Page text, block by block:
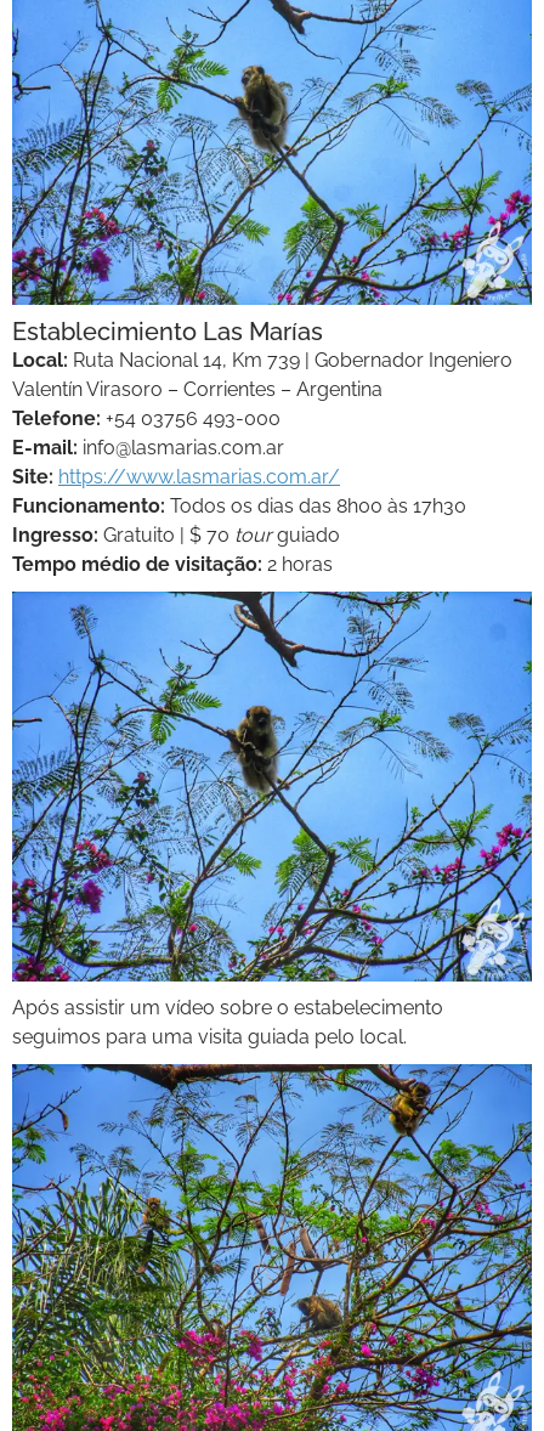
Establecimiento Las Marías
Local: Ruta Nacional 14, Km 739 | Gobernador Ingeniero
Valentín Virasoro – Corrientes – Argentina
Telefone: +54 03756 493-000
E-mail: info@lasmarias.com.ar
Site: https://www.lasmarias.com.ar/
Funcionamento: Todos os dias das 8h00 às 17h30
Ingresso: Gratuito | $ 70 tourguiado
Tempo médio de visitação: 2 horas
Após assistir um vídeo sobre o estabelecimento
seguimos para uma visita guiada pelo local.